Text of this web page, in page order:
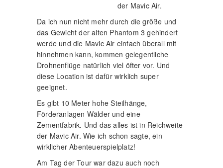
der Mavic Air.
Da ich nun nicht mehr durch die größe und
das Gewicht der alten Phantom 3 gehindert
werde und die Mavic Air einfach überall mit
hinnehmen kann, kommen gelegentliche
Drohnenflüge natürlich viel öfter vor. Und
diese Location ist dafür wirklich super
geeignet.
Es gibt 10 Meter hohe Steilhänge,
Förderanlagen Wälder und eine
Zementfabrik. Und das alles ist in Reichweite
der Mavic Air. Wie ich schon sagte, ein
wirklicher Abenteuerspielplatz!
Am Tag der Tour war dazu auch noch